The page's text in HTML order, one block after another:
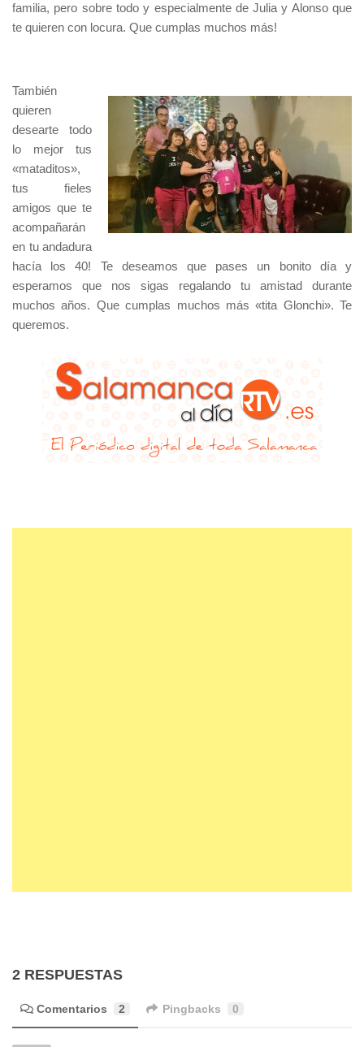
familia, pero sobre todo y especialmente de Julia y Alonso que
te quieren con locura. Que cumplas muchos más!
También
quieren
desearte todo
lo mejor tus
«mataditos»,
tus fieles
amigos que te
acompañarán
en tu andadura
hacía los 40! Te deseamos que pases un bonito día y
esperamos que nos sigas regalando tu amistad durante
muchos años. Que cumplas muchos más «tita Glonchi». Te
queremos.
2 RESPUESTAS
Comentarios 2 Pingbacks 0